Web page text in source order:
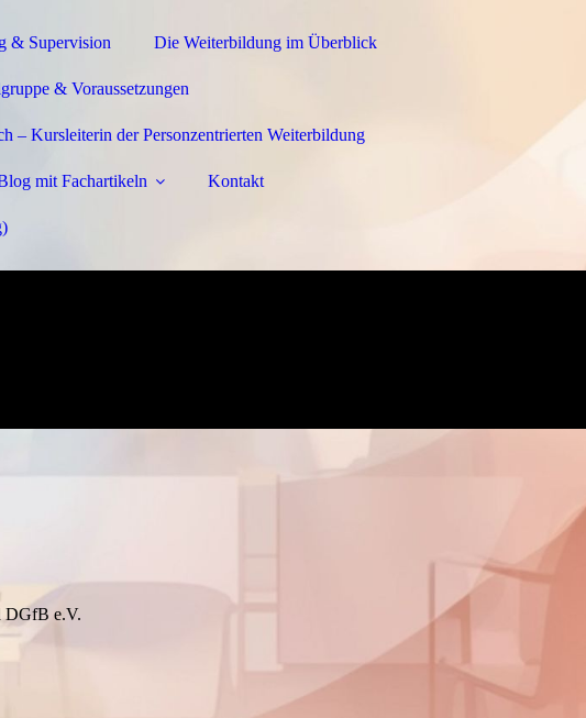
& Supervision Die Weiterbildung im Überblick
& Voraussetzungen
– Kursleiterin der Personzentrierten Weiterbildung
mit Fachartikeln Kontakt
DGfB e.V.